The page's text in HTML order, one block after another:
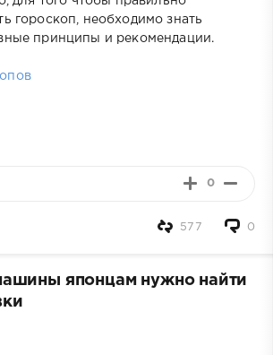
гороскоп, необходимо знать
принципы и рекомендации.
0
0
577
японцам нужно найти